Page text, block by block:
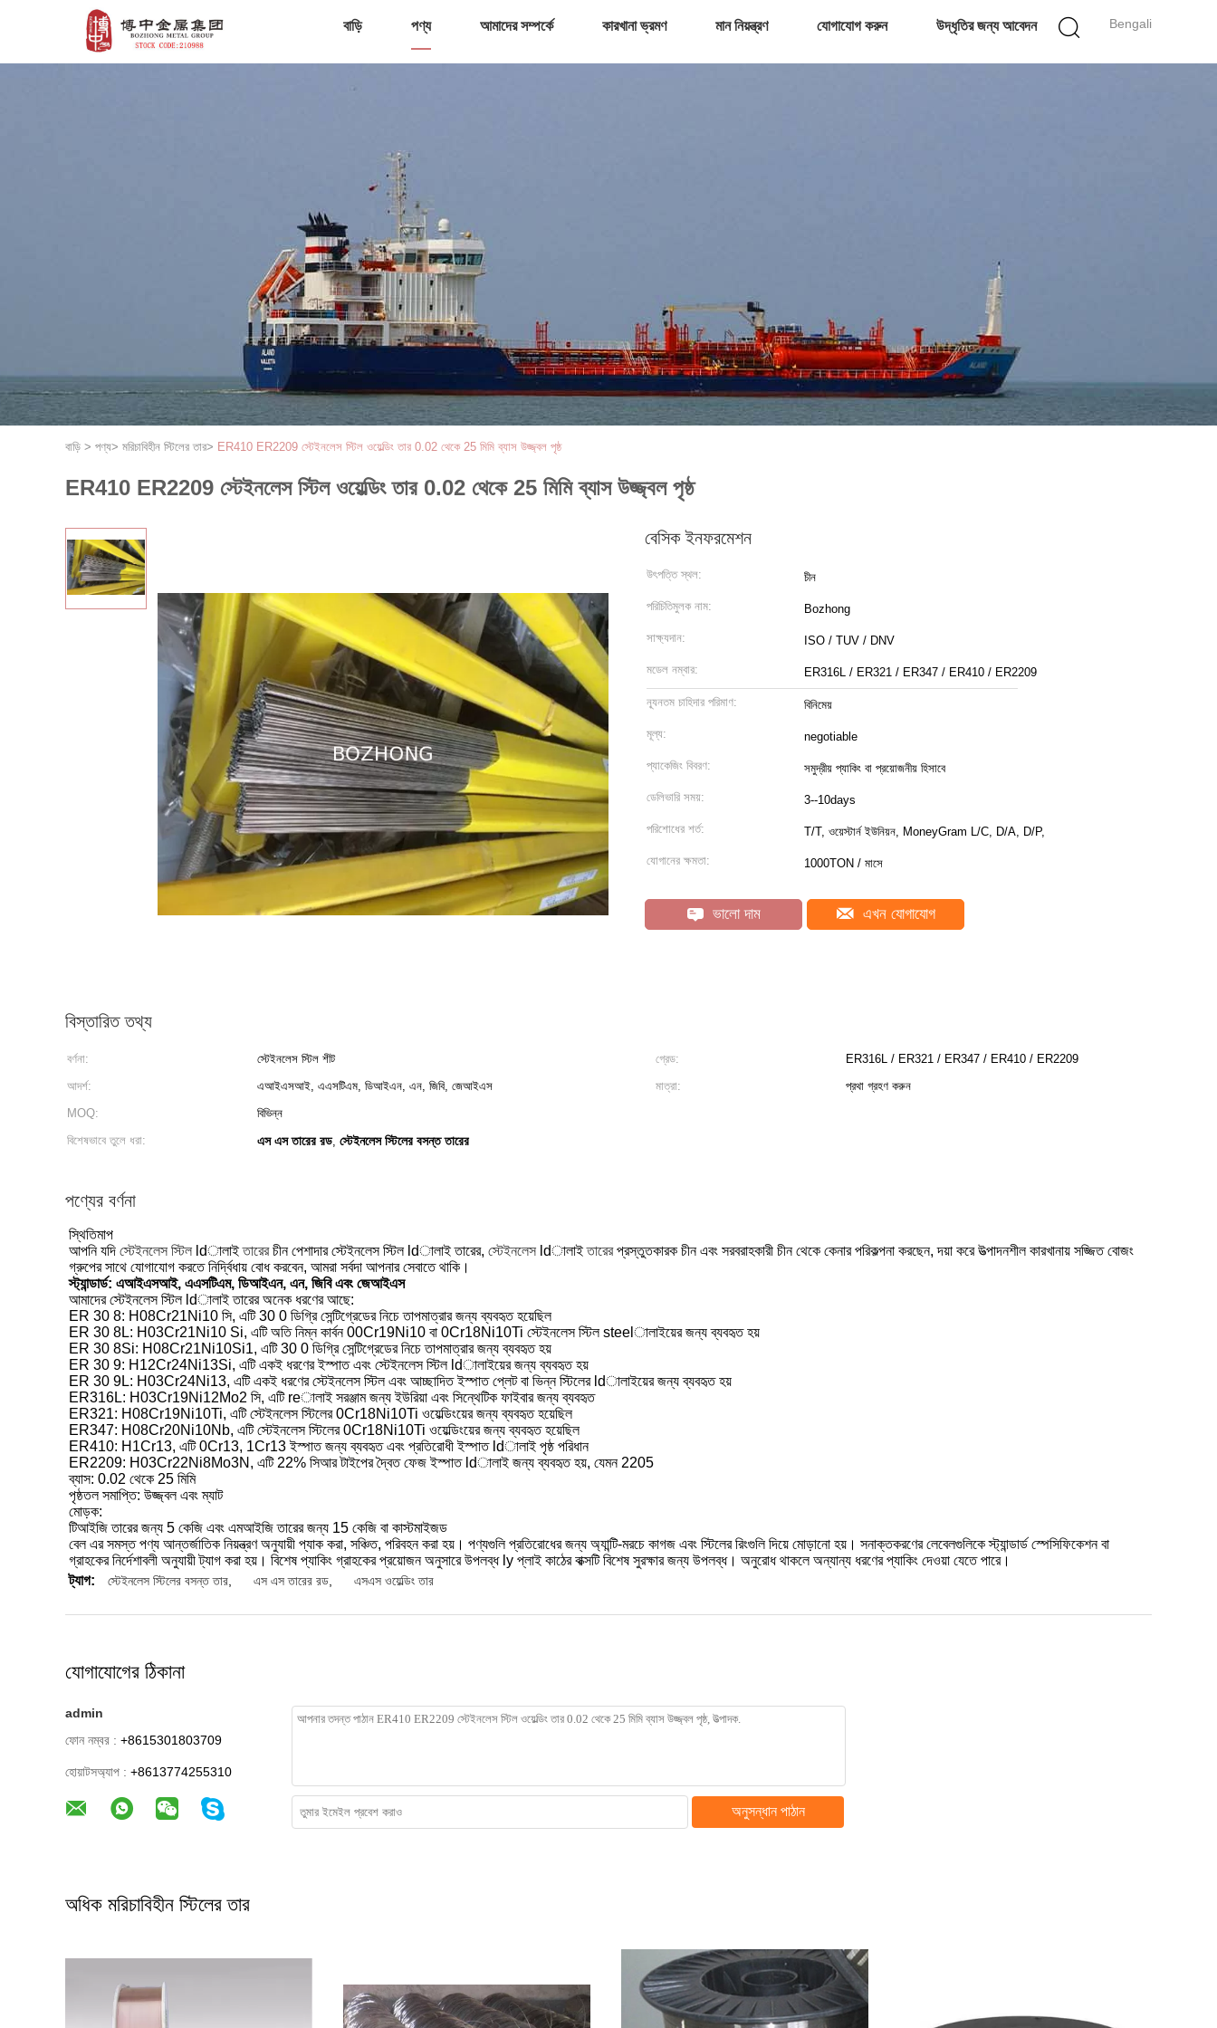
Bengali
বাড়ি পণ্য আমাদের সম্পর্কে কারখানা ভ্রমণ মান নিয়ন্ত্রণ যোগাযোগ করুন উদ্ধৃতির জন্য আবেদন
বাড়ি > পণ্য> মরিচাবিহীন স্টিলের তার> ER410 ER2209 স্টেইনলেস স্টিল ওয়েল্ডিং তার 0.02 থেকে 25 মিমি ব্যাস উজ্জ্বল পৃষ্ঠ
ER410 ER2209 স্টেইনলেস স্টিল ওয়েল্ডিং তার 0.02 থেকে 25 মিমি ব্যাস উজ্জ্বল পৃষ্ঠ
বেসিক ইনফরমেশন
উৎপত্তি স্থল: চীন
পরিচিতিমুলক নাম: Bozhong
সাক্ষ্যদান: ISO / TUV / DNV
মডেল নম্বার: ER316L / ER321 / ER347 / ER410 / ER2209
ন্যূনতম চাহিদার পরিমাণ: বিনিমেয়
মূল্য: negotiable
প্যাকেজিং বিবরণ: সমুদ্রীয় প্যাকিং বা প্রয়োজনীয় হিসাবে
ডেলিভারি সময়: 3--10days
পরিশোধের শর্ত: T/T, ওয়েস্টার্ন ইউনিয়ন, MoneyGram L/C, D/A, D/P,
যোগানের ক্ষমতা: 1000TON / মাসে
ভালো দাম এখন যোগাযোগ
বিস্তারিত তথ্য
বর্ণনা: স্টেইনলেস স্টিল শীট গ্রেড:
ER316L / ER321 / ER347 / ER410 / ER2209
আদর্শ:
এআইএসআই, এএসটিএম, ডিআইএন, এন, জিবি, জেআইএস মাত্রা:
প্রথা গ্রহণ করুন
MOQ:
বিভিন্ন
বিশেষভাবে তুলে ধরা:
এস এস তারের রড, স্টেইনলেস স্টিলের বসন্ত তারের
পণ্যের বর্ণনা
স্থিতিমাপ
আপনি যদি স্টেইনলেস স্টিল ldালাইতারেরচীন পেশাদার স্টেইনলেস স্টিল ldালাই তারের, স্টেইনলেস ldালাইতারেরপ্রস্তুতকারক চীন এবং সরবরাহকারী চীন থেকে কেনার পরিকল্পনা করছেন, দয়া করে উত্পাদনশীল কারখানায় সজ্জিত বোজং
গ্রুপের সাথে যোগাযোগ করতে নির্দ্বিধায় বোধ করবেন, আমরা সর্বদা আপনার সেবাতে থাকি।
স্ট্যান্ডার্ড: এআইএসআই, এএসটিএম, ডিআইএন, এন, জিবি এবং জেআইএস
আমাদের স্টেইনলেস স্টিল ldালাই তারের অনেক ধরণের আছে:
ER 30 8: H08Cr21Ni10 সি, এটি30 0 ডিগ্রি সেন্টিগ্রেডের নিচে তাপমাত্রার জন্য ব্যবহৃত হয়েছিল
ER 30 8L: H03Cr21Ni10 Si, এটি অতি নিম্ন কার্বন 00Cr19Ni10 বা 0Cr18Ni10Ti স্টেইনলেস স্টিল steelালাইয়ের জন্য ব্যবহৃত হয়
ER 30 8Si: H08Cr21Ni10Si1, এটি30 0 ডিগ্রি সেন্টিগ্রেডের নিচে তাপমাত্রার জন্য ব্যবহৃত হয়
ER 30 9: H12Cr24Ni13Si, এটি একই ধরণের ইস্পাত এবং স্টেইনলেস স্টিল ldালাইয়ের জন্য ব্যবহৃত হয়
ER 30 9L: H03Cr24Ni13, এটি একই ধরণের স্টেইনলেস স্টিল এবং আচ্ছাদিত ইস্পাত প্লেট বা ভিন্ন স্টিলের ldালাইয়ের জন্য ব্যবহৃত হয়
ER316L: H03Cr19Ni12Mo2 সি, এটি reালাই সরঞ্জাম জন্য ইউরিয়া এবং সিন্থেটিক ফাইবার জন্য ব্যবহৃত
ER321: H08Cr19Ni10Ti, এটি স্টেইনলেস স্টিলের 0Cr18Ni10Ti ওয়েল্ডিংয়ের জন্য ব্যবহৃত হয়েছিল
ER347: H08Cr20Ni10Nb, এটি স্টেইনলেস স্টিলের 0Cr18Ni10Ti ওয়েল্ডিংয়ের জন্য ব্যবহৃত হয়েছিল
ER410: H1Cr13, এটি 0Cr13, 1Cr13 ইস্পাত জন্য ব্যবহৃত এবং প্রতিরোধী ইস্পাত ldালাই পৃষ্ঠ পরিধান
ER2209: H03Cr22Ni8Mo3N, এটি 22% সিআর টাইপের দ্বৈত ফেজ ইস্পাত ldালাই জন্য ব্যবহৃত হয়, যেমন 2205
ব্যাস: 0.02 থেকে 25 মিমি
পৃষ্ঠতল সমাপ্তি: উজ্জ্বল এবং ম্যাট
মোড়ক:
টিআইজি তারের জন্য 5 কেজি এবং এমআইজি তারের জন্য 15 কেজি বা কাস্টমাইজড
বেল এর সমস্ত পণ্য আন্তর্জাতিক নিয়ন্ত্রণ অনুযায়ী প্যাক করা, সঞ্চিত, পরিবহন করা হয়। পণ্যগুলি প্রতিরোধের জন্য অ্যান্টি-মরচে কাগজ এবং স্টিলের রিংগুলি দিয়ে মোড়ানো হয়। সনাক্তকরণের লেবেলগুলিকে স্ট্যান্ডার্ড স্পেসিফিকেশন বা
গ্রাহকের নির্দেশাবলী অনুযায়ী ট্যাগ করা হয়। বিশেষ প্যাকিং গ্রাহকের প্রয়োজন অনুসারে উপলব্ধ ly প্লাই কাঠের বাক্সটি বিশেষ সুরক্ষার জন্য উপলব্ধ। অনুরোধ থাকলে অন্যান্য ধরণের প্যাকিং দেওয়া যেতে পারে।
ট্যাগ:
স্টেইনলেস স্টিলের বসন্ত তার এস এস তারের রড এসএস ওয়েল্ডিং তার
যোগাযোগের ঠিকানা
admin
ফোন নম্বর : +8615301803709
হোয়াটসঅ্যাপ : +8613774255310
অনুসন্ধান পাঠান
অধিক মরিচাবিহীন স্টিলের তার